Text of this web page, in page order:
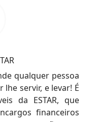
qualquer pessoa
servir, e levar! É
da ESTAR, que
financeiros